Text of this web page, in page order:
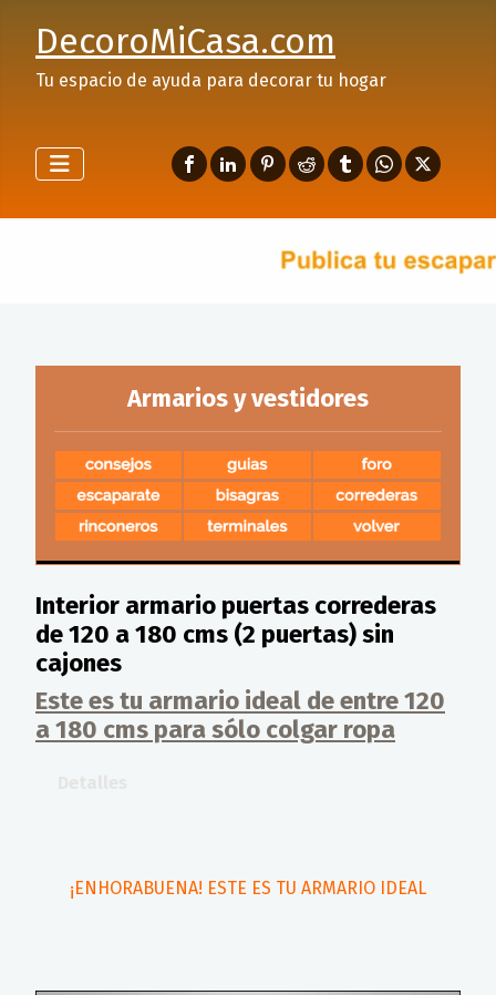
DecoroMiCasa.com
Tu espacio de ayuda para decorar tu hogar
Armarios y vestidores
Interior armario puertas correderas
de 120 a 180 cms (2 puertas) sin
cajones
Este es tu armario ideal de entre 120
a 180 cms para sólo colgar ropa
¡ENHORABUENA! ESTE ES TU ARMARIO IDEAL